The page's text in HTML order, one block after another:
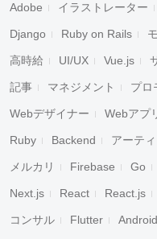
キャンセル
Adobe イラストレーター
Django Ruby on Rails
高時給 UI/UX Vue.js
記事 マネジメント プロ
Webデザイナー Webアプ
Ruby Backend アーテ
メルカリ Firebase Go
Next.js React React.js
コンサル Flutter Android